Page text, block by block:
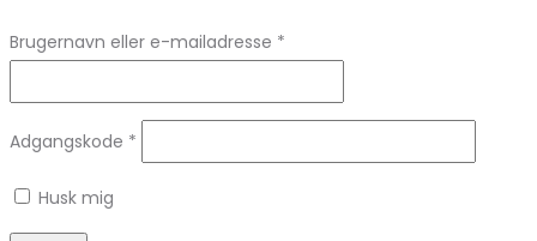
Brugernavn eller e-mailadresse *
Adgangskode *
Husk mig